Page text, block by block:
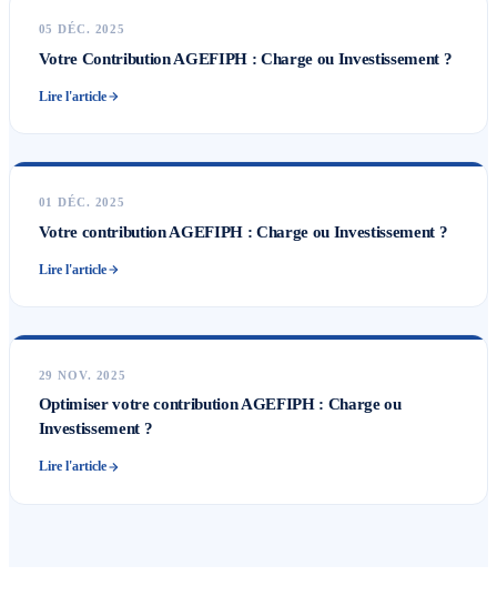
05 DÉC. 2025
Votre Contribution AGEFIPH : Charge ou Investissement ?
Lire l'article
01 DÉC. 2025
Votre contribution AGEFIPH : Charge ou Investissement ?
Lire l'article
29 NOV. 2025
Optimiser votre contribution AGEFIPH : Charge ou
Investissement ?
Lire l'article